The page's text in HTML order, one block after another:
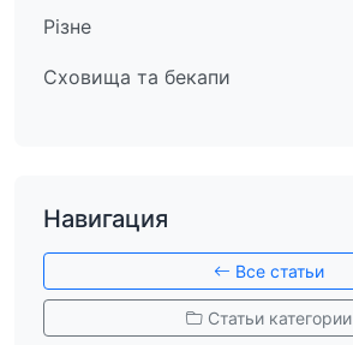
Різне
Сховища та бекапи
Навигация
Все статьи
Статьи категории